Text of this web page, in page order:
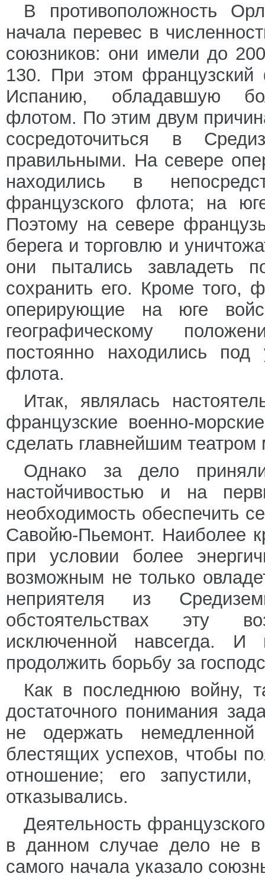
В противоположность
начала перевес в
союзников: они имели до
130. При этом
Испанию, обладавшую
флотом. По этим двум
сосредоточиться в
правильными. На севере
находились в
французского флота; на
Поэтому на севере
берега и торговлю и
они пытались завладеть
сохранить его. Кроме того,
оперирующие на юге
географическому
постоянно находились под
флота.
Итак, являлась
французские военно-
сделать главнейшим
Однако за дело
настойчивостью и на
необходимость обеспечить
Савойю-Пьемонт. Наиболее
при условии более
возможным не только
неприятеля из
обстоятельствах эту
исключенной навсегда. И
продолжить борьбу за
Как в последнюю войну,
достаточного понимания
не одержать
блестящих успехов, чтобы
отношение; его
отказывались.
Деятельность
в данном случае дело не
самого начала указало